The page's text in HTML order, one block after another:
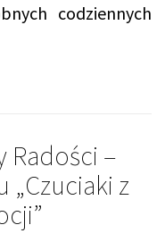
codziennych
Radości –
z